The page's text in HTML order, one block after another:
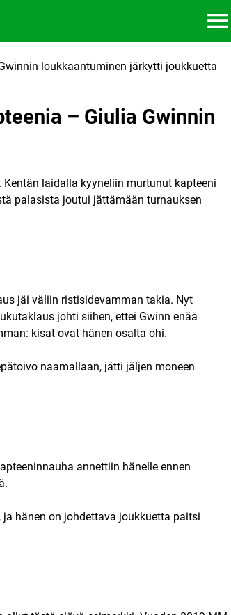
loukkaantuminen järkytti joukkuetta
– Giulia Gwinnin
laidalla kyyneliin murtunut kapteeni
palasista joutui jättämään turnauksen
jäi väliin ristisidevamman takia. Nyt
johti siihen, ettei Gwinn enää
kisat ovat hänen osalta ohi.
naamallaan, jätti jäljen moneen
annettiin hänelle ennen
hänen on johdettava joukkuetta paitsi